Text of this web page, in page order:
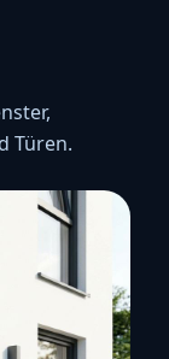
Türen.